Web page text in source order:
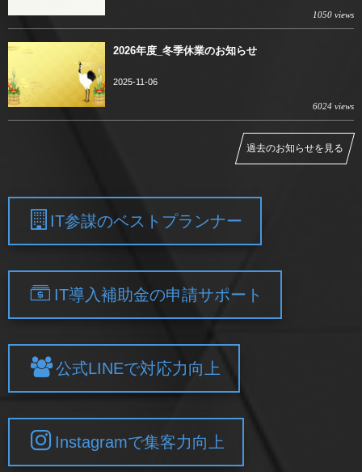
1050 views
2026年度_冬季休業のお知らせ
2025-11-06
6024 views
過去のお知らせを見る
IT参謀のベストプランナー
IT導入補助金の申請サポート
公式LINEで対応力向上
Instagramで集客力向上